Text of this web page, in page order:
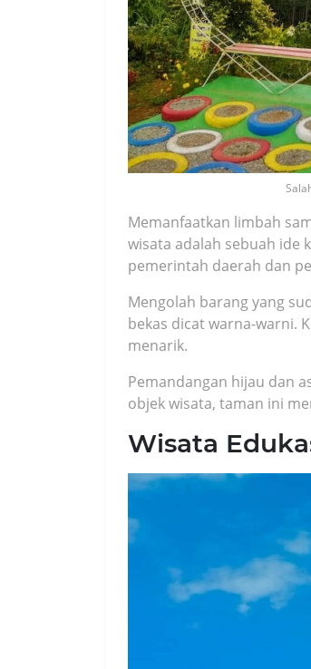
Memanfaatkan limbah
wisata adalah sebuah ide
pemerintah daerah dan
Mengolah barang yang
bekas dicat warna-warni.
menarik.
Pemandangan hijau dan
objek wisata, taman ini
Wisata